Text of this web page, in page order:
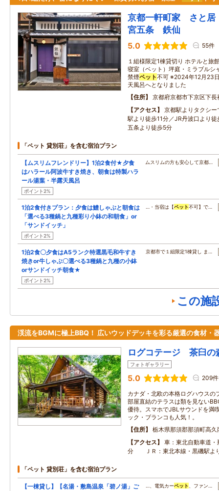
京都一軒町家 さと居
宮五条 鉄仙
5.0 55件
１組様限定1棟貸切り ホテルと旅
寝室（ベット）坪庭・ミラブルシ
禁煙ペット不可 ※2024年12月23
天風呂へとなりました
住所
京都府京都市下京区下長
アクセス
京都駅よりタクシ
駅より徒歩11分／JR丹波口より
五条より徒歩5分
「ペット 貸別荘」を含む宿泊プラン
【ムスリムフレンドリー】1泊2食付★夕食
はハラール阿波牛すき焼き、朝食は特製ハラ
ール湯葉・半露天風呂
ポイント2%
ムスリムの方も安心して京都…
1泊2食付きプラン：夕食は鱧しゃぶと朝食は
「選べる3種鍋と九種彩り小鉢の和朝食」or
「サンドイッチ」
ポイント2%
…・当宿は【ペット不可】で…
1泊2食〇夕食はA5ランク特選黒毛和牛すき
焼きor牛しゃぶ〇選べる3種鍋と九種の小鉢
orサンドイッチ朝食★
ポイント2%
京都市で１組限定1棟貸し ま…
この施
渓流をBGMに極上BBQ！ 広いウッドデッキを彩る厳選の食材・
ログコテージ 茶臼の
フォトギャラリー
5.0 209件
カナダ・北欧の本格ログハウスの
部屋直結のテラスは類を見ない
優待。スマホでJBLサウンドを満
ック・ブランコも人気！。
住所
栃木県那須郡那須町高
アクセス
車：東北自動車道
分 ＪＲ：東北本線・黒磯駅よ
「ペット 貸別荘」を含む宿泊プラン
【一棟貸し】【名湯・敷島温泉「碧ノ湯」ご
…、電気カーペット 、ファン…